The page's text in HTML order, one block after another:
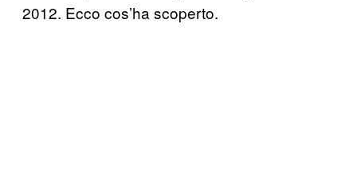
2012. Ecco cos’ha scoperto.